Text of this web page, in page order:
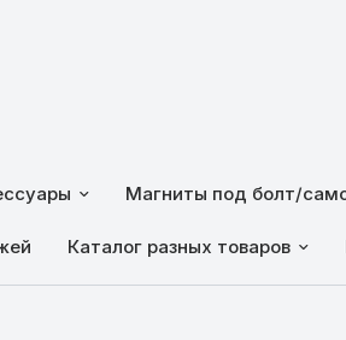
Магниты под болт/
Каталог разных товаров